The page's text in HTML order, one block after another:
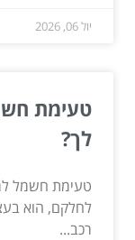
יול 06, 2026
טעימת
לך?
טעימת חשמל
לחלקם, הוא
רכב...